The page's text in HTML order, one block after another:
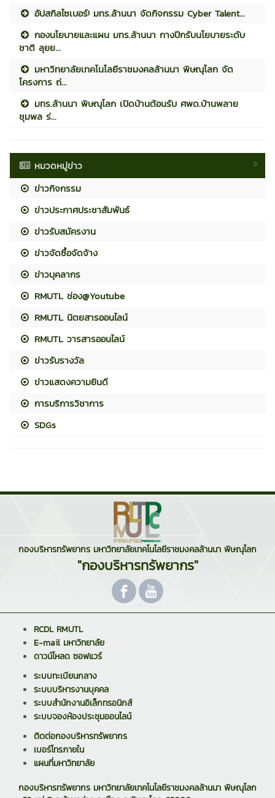
อัปสกิลไซเบอร์! มทร.ล้านนา จัดกิจกรรม Cyber Talent...
กองนโยบายและแผน มทร.ล้านนา กางปีกรับนโยบายระดับ
ชาติ ลุยย...
มหาวิทยาลัยเทคโนโลยีราชมงคลล้านนา พิษณุโลก จัด
โครงการ ถ่...
มทร.ล้านนา พิษณุโลก เปิดบ้านต้อนรับ ศพด.บ้านพลาย
ชุมพล ร่...
หมวดหมู่ข่าว
ข่าวกิจกรรม
ข่าวประกาศประชาสัมพันธ์
ข่าวรับสมัครงาน
ข่าวจัดซื้อจัดจ้าง
ข่าวบุคลากร
RMUTL ช่อง@Youtube
RMUTL นิตยสารออนไลน์
RMUTL วารสารออนไลน์
ข่าวรับรางวัล
ข่าวแสดงความยินดี
การบริการวิชาการ
SDGs
กองบริหารทรัพยากร มหาวิทยาลัยเทคโนโลยีราชมงคลล้านนา พิษณุโลก
"กองบริหารทรัพยากร"
RCDL RMUTL
E-mail มหาวิทยาลัย
ดาวน์โหลด ซอฟแวร์
ระบบทะเบียนกลาง
ระบบบริหารงานบุคคล
ระบบสำนักงานอิเล็กทรอนิกส์
ระบบจองห้องประชุมออนไลน์
ติดต่อกองบริหารทรัพยากร
เบอร์โทรภายใน
แผนที่มหาวิทยาลัย
กองบริหารทรัพยากร มหาวิทยาลัยเทคโนโลยีราชมงคลล้านนา พิษณุโลก